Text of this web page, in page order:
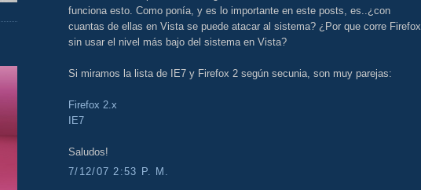
funciona esto. Como ponía, y es lo importante en este posts, es..¿con
cuantas de ellas en Vista se puede atacar al sistema? ¿Por que corre Firefox
sin usar el nivel más bajo del sistema en Vista?
Si miramos la lista de IE7 y Firefox 2 según secunia, son muy parejas:
Firefox 2.x
IE7
Saludos!
7/12/07 2:53 P. M.